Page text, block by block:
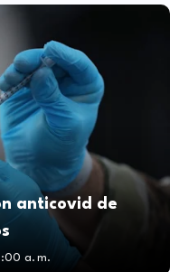
anticovid de
a. m.